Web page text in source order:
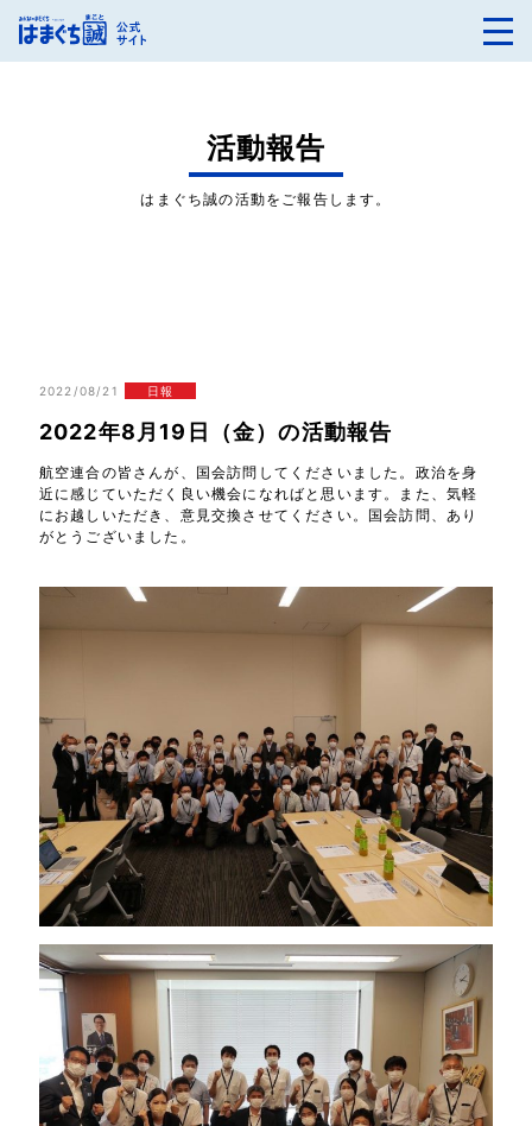
活動報告
はまぐち誠の活動をご報告します。
2022/08/21 日報
2022年8月19日（金）の活動報告
航空連合の皆さんが、国会訪問してくださいました。政治を身
近に感じていただく良い機会になればと思います。また、気軽
にお越しいただき、意見交換させてください。国会訪問、あり
がとうございました。